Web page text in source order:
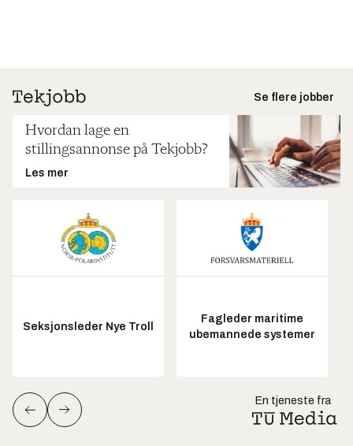
Se flere jobber
Hvordan lage en
stillingsannonse på Tekjobb?
Les mer
Seksjonsleder Nye Troll
Fagleder maritime
ubemannede systemer
En tjeneste fra